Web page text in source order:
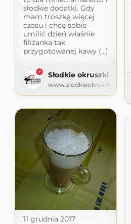
słodkie dodatki. Gdy
mam troszkę więcej
czasu i chcę sobie
umilić dzień właśnie
filiżanka tak
przygotowanej kawy (...)
Słodkie okruszki -
www.slodkieokruszki.pl
11 grudnia 2017